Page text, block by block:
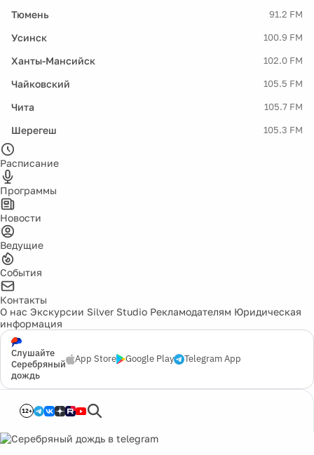
Тюмень 91.2 FM
Усинск 100.9 FM
Ханты-Мансийск 102.0 FM
Чайковский 105.5 FM
Чита 105.7 FM
Шерегеш 105.3 FM
Расписание
Программы
Новости
Ведущие
События
Контакты
О нас Экскурсии Silver Studio Рекламодателям Юридическая
информация
Слушайте
Серебряный
дождь
App Store Google Play Telegram App
12+